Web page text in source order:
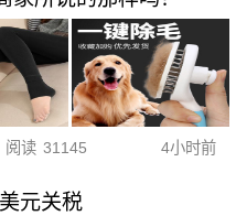
阅读 31145 4小时前
元关税